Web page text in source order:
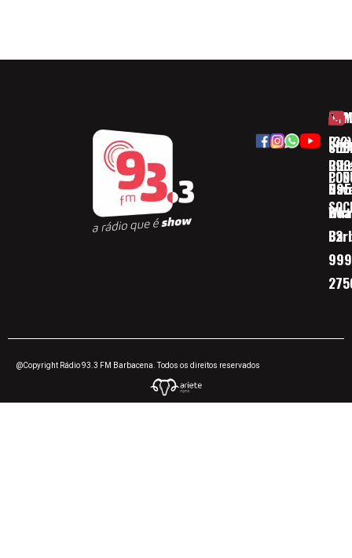
(32)
32
@Copyright Rádio 93.3 FM Barbacena. Todos os direitos reservados